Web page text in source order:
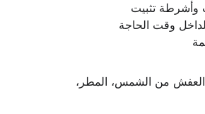
وأشرطة تثبيت
وقت الحاجة
من الشمس، المطر،